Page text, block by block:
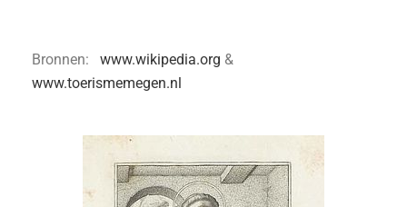
Bronnen: www.wikipedia.org &
www.toerismemegen.nl